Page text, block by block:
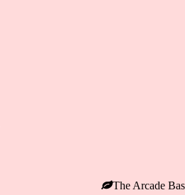
The Arcade